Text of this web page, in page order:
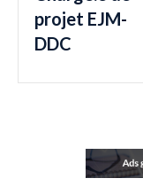
projet EJM-
DDC